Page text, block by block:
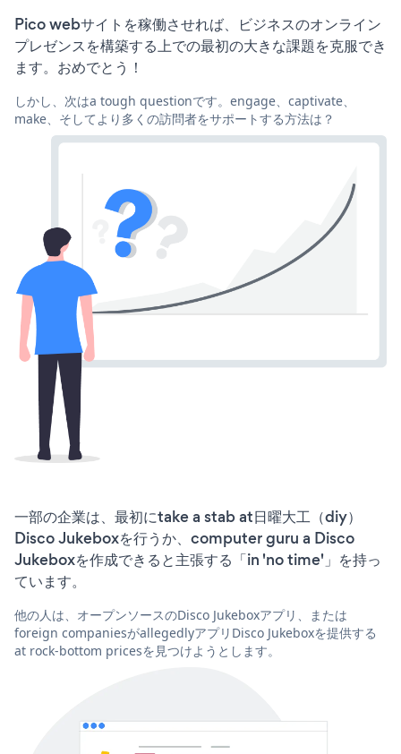
Pico webサイトを稼働させれば、ビジネスのオンライン
プレゼンスを構築する上での最初の大きな課題を克服でき
ます。おめでとう！
しかし、次はa tough questionです。engage、captivate、
make、そしてより多くの訪問者をサポートする方法は？
一部の企業は、最初にtake a stab at日曜大工（diy）
Disco Jukeboxを行うか、computer guru a Disco
Jukeboxを作成できると主張する「in 'no time'」を持っ
ています。
他の人は、オープンソースのDisco Jukeboxアプリ、または
foreign companiesがallegedlyアプリDisco Jukeboxを提供する
at rock-bottom pricesを見つけようとします。